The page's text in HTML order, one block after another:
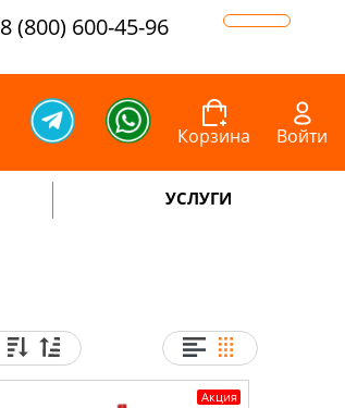
8 (800) 600-45-96
Корзина Войти
УСЛУГИ
Акция